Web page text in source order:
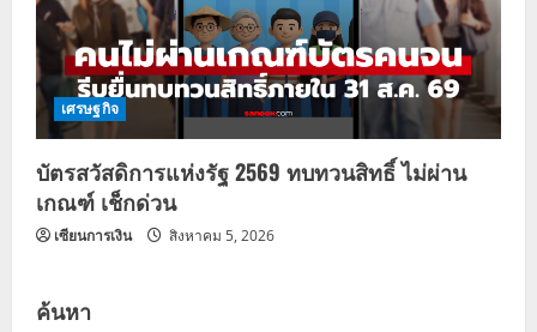
เศรษฐกิจ
บัตรสวัสดิการแห่งรัฐ 2569 ทบทวนสิทธิ์ ไม่ผ่าน
เกณฑ์ เช็กด่วน
เซียนการเงิน สิงหาคม 5, 2026
ค้นหา